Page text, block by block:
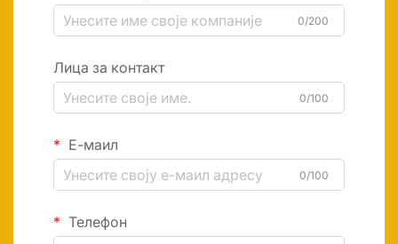
0/200
Лица за контакт
0/100
Е-маил
0/100
Телефон